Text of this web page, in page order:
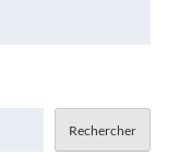
Rechercher